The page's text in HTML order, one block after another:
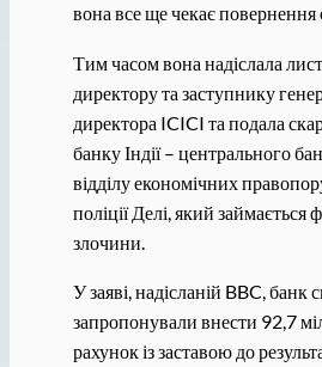
вона все ще чекає повернення
Тим часом вона надіслала
директору та заступнику
директора ICICI та подала
банку Індії – центрального
відділу економічних
поліції Делі, який займається
злочини.
У заяві, надісланій BBC, банк
запропонували внести 92,7
рахунок із заставою до